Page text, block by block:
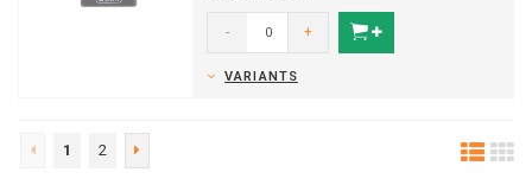
- +
VARIANTS
1 2